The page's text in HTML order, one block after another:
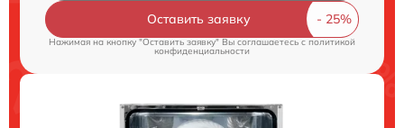
Оставить заявку
Нажимая на кнопку "Оставить заявку" Вы соглашаетесь cполитикой
конфиденциальности